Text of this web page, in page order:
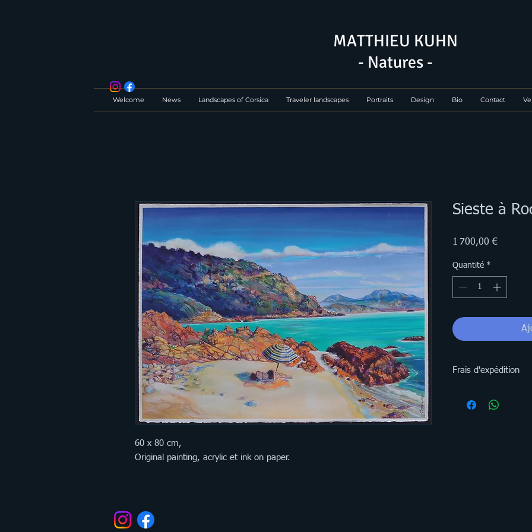
MATTHIEU KUHN
- Natures -
Welcome News Landscapes of Corsica Traveler landscapes Portraits Design Bio Contact
60 x 80 cm,
Original painting, acrylic et ink on paper.
Sieste à
1 700,00 €Prix
Quantité *
Frais d'expédition
Toutefois il y aura